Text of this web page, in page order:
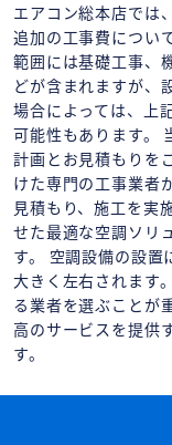
エアコン総本店では
追加の工事費につい
範囲には基礎工事、
どが含まれますが、
場合によっては、上
可能性もあります。
計画とお見積もりを
けた専門の工事業者
見積もり、施工を実
せた最適な空調ソリ
す。 空調設備の設置
大きく左右されます
る業者を選ぶことが
高のサービスを提供
す。